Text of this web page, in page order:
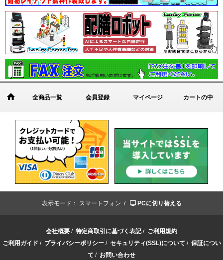
全商品一覧 会員登録 マイページ カートの中
表示モード： スマートフォン / PCに切り替える
会社概要 / 特定商取引に基づく表記/ ご利用規約
ご利用ガイド / プライバシーポリシー/ セキュリティ(SSL)について / 保証につい
て / お問い合わせ